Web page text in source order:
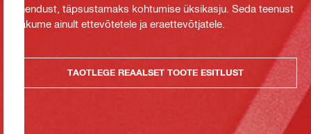
ühendust, täpsustamaks kohtumise üksikasju. Seda teenust
pakume ainult ettevõtetele ja eraettevõtjatele.
TAOTLEGE REAALSET TOOTE ESITLUST